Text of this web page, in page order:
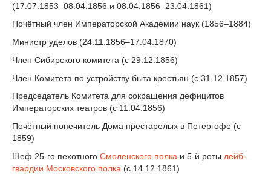
(17.07.1853–08.04.1856 и 08.04.1856–23.04.1861)
Почётный член Императорской Академии наук (1856–1884)
Министр уделов (24.11.1856–17.04.1870)
Член Сибирского комитета (с 29.12.1856)
Член Комитета по устройству быта крестьян (с 31.12.1857)
Председатель Комитета для сокращения дефицитов
Императорских театров (с 11.04.1856)
Почётный попечитель Дома престарелых в Петергофе (с
1859)
Шеф 25-го пехотного Смоленского полка и 5-й роты лейб-
гвардии Московского полка (с 14.12.1861)